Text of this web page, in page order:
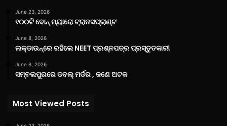
June 23, 2026
୧୦୦ଟି ବୋନ୍ ମ୍ୟାରୋ ଟ୍ରାନସପ୍ଲାଣ୍ଟ
June 8, 2026
ଲକ୍‌ଡାଉନ୍‌ରେ ରହିଲେ NEET ପ୍ରଶ୍ନପତ୍ର ପ୍ରସ୍ତୁତକାରୀ
June 8, 2026
ସମ୍ବଲପୁରରେ ଡବଲ୍ ମର୍ଡର , ଜଣେ ଅଟକ
Most Viewed Posts